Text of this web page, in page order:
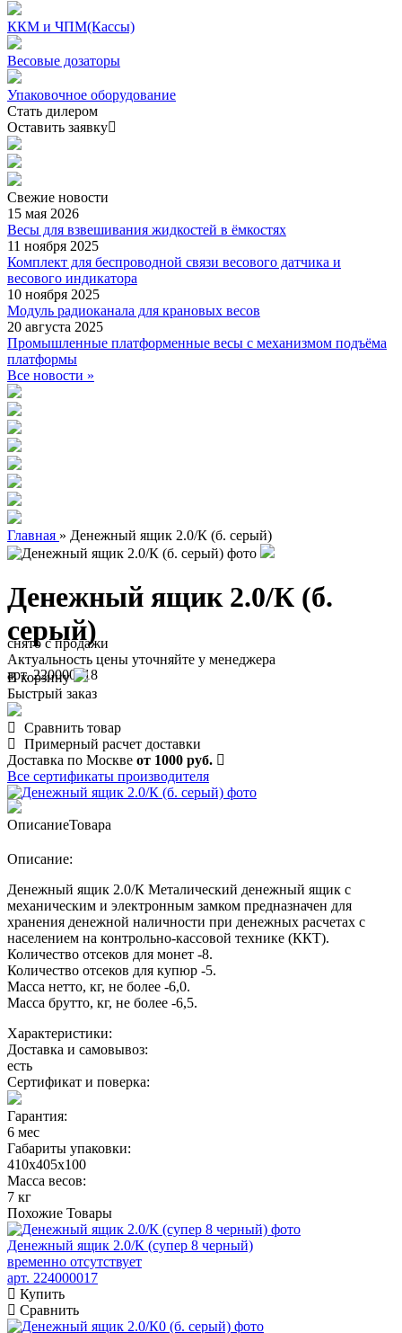
ККМ и ЧПМ(Кассы)
Весовые дозаторы
Упаковочное оборудование
Стать дилером
Оставить заявку
Свежие новости
15 мая 2026
Весы для взвешивания жидкостей в ёмкостях
11 ноября 2025
Комплект для беспроводной связи весового датчика и
весового индикатора
10 ноября 2025
Модуль радиоканала для крановых весов
20 августа 2025
Промышленные платформенные весы с механизмом подъёма
платформы
Все новости »
Главная » Денежный ящик 2.0/К (б. серый)
Денежный ящик 2.0/К (б.
серый)
арт. 220000018
снято с продажи
Актуальность цены уточняйте у менеджера
В корзину
Быстрый заказ
Сравнить товар
Примерный расчет доставки
Доставка по Москве от 1000 руб.
Все сертификаты производителя
ОписаниеТовара
Описание:
Денежный ящик 2.0/К Металический денежный ящик с
механическим и электронным замком предназначен для
хранения денежной наличности при денежных расчетах с
населением на контрольно-кассовой технике (ККТ).
Количество отсеков для монет -8.
Количество отсеков для купюр -5.
Масса нетто, кг, не более -6,0.
Масса брутто, кг, не более -6,5.
Характеристики:
Доставка и самовывоз:
есть
Сертификат и поверка:
Гарантия:
6 мес
Габариты упаковки:
410х405х100
Масса весов:
7 кг
Похожие Товары
Денежный ящик 2.0/К (супер 8 черный)
временно отсутствует
арт. 224000017
Купить
Сравнить